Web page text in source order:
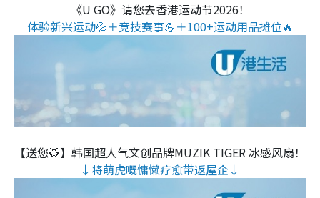
《U GO》请您去香港运动节2026！
体验新兴运动💦＋竞技赛事💪＋100+运动用品摊位🔥
【送您🐯】韩国超人气文创品牌MUZIK TIGER 冰感风扇！
↓将萌虎嘅慵懒疗愈带返屋企↓